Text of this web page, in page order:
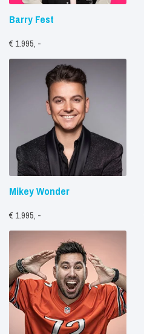
Barry Fest
€ 1.995, -
Mikey Wonder
€ 1.995, -